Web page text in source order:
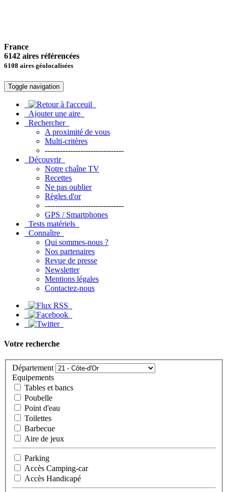
France
6142 aires référencées
6108 aires géolocalisées
Toggle navigation
Ajouter une aire
Rechercher
A proximité de vous
Multi-critères
-------------------------------
Découvrir
Notre chaîne TV
Recettes
Ne pas oublier
Règles d'or
-------------------------------
GPS / Smartphones
Tests matériels
Connaître
Qui sommes-nous ?
Nos partenaires
Revue de presse
Newsletter
Mentions légales
Contactez-nous
Votre recherche
Département
Equipements
Tables et bancs
Poubelle
Point d'eau
Toilettes
Barbecue
Aire de jeux
Parking
Accès Camping-car
Accès Handicapé